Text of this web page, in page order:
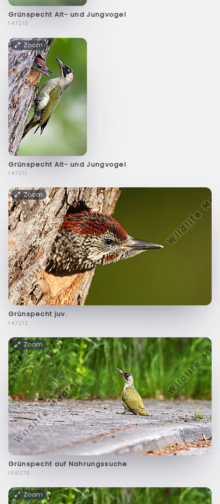
Grünspecht Alt- und Jungvogel
f47210
Zoom
Grünspecht Alt- und Jungvogel
f47211
Zoom
Grünspecht juv.
f47212
Zoom
Grünspecht auf Nahrungssuche
f58275
Zoom